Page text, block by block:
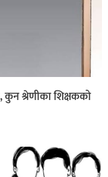
श्रेणीका शिक्षकको